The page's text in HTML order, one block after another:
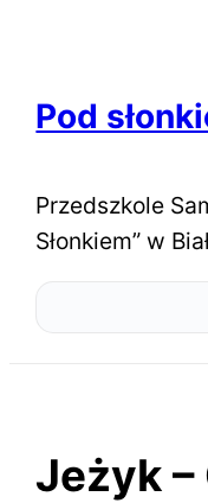
Pod
Przedszkole
Słonkiem” w
Jeżyk –